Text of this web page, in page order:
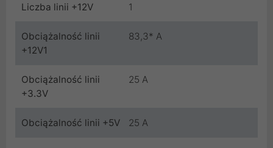
Liczba linii +12V 1
Obciążalność linii
+12V1
83,3* A
Obciążalność linii
+3.3V
25 A
Obciążalność linii +5V 25 A